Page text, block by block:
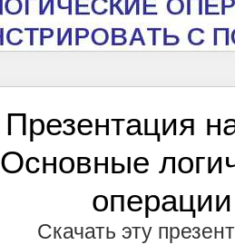
Презентация
Основные
операции
Скачать эту